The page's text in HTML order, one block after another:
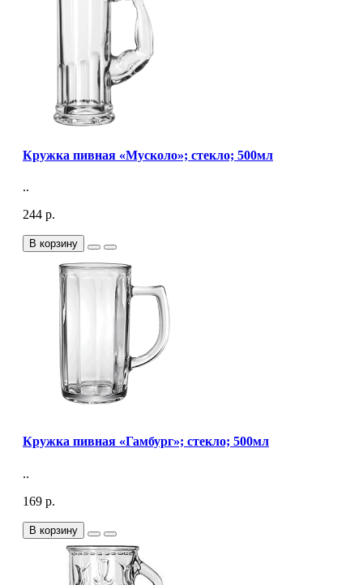
Кружка пивная «Мусколо»; стекло; 500мл
..
244 р.
В корзину
Кружка пивная «Гамбург»; стекло; 500мл
..
169 р.
В корзину